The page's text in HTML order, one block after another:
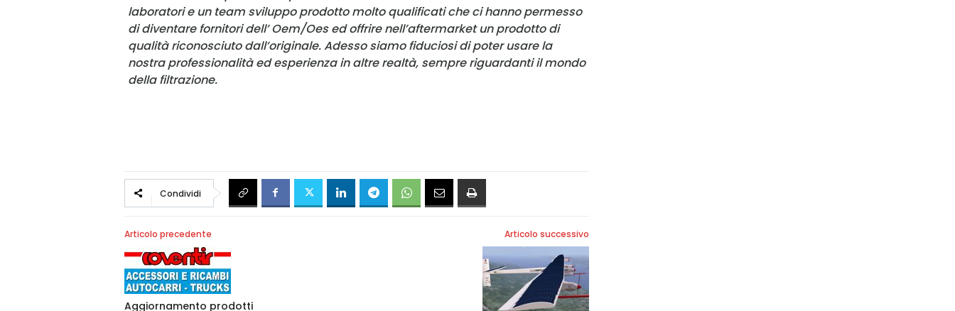
laboratori e un team sviluppo prodotto molto qualificati che ci hanno permesso
di diventare fornitori dell’ Oem/Oes ed offrire nell’aftermarket un prodotto di
qualità riconosciuto dall’originale. Adesso siamo fiduciosi di poter usare la
nostra professionalità ed esperienza in altre realtà, sempre riguardanti il mondo
della filtrazione.
Condividi
Articolo precedente
Aggiornamento prodotti
Articolo successivo